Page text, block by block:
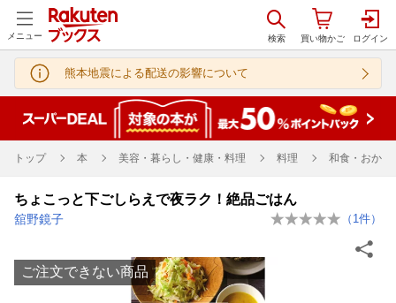
メニュー
熊本地震による配送の影響について
トップ 本 美容・暮らし・健康・料理 料理 和食・おかず
ちょこっと下ごしらえで夜ラク！絶品ごはん
舘野鏡子 （ 1 件）
ご注文できない商品